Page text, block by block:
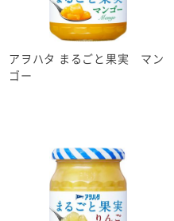
アヲハタ まるごと果実 マン
ゴー